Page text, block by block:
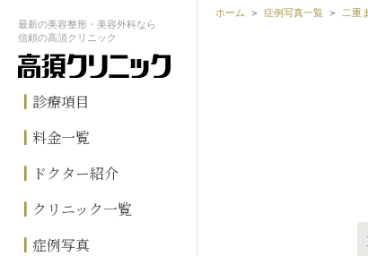
最新の美容整形・美容外科なら
信頼の高須クリニック
診療項目
料金一覧
ドクター紹介
クリニック一覧
症例写真
ホーム 症例写真一覧 二重